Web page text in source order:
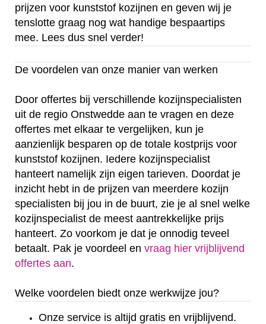
prijzen voor kunststof kozijnen en geven wij je
tenslotte graag nog wat handige bespaartips
mee. Lees dus snel verder!
De voordelen van onze manier van werken
Door offertes bij verschillende kozijnspecialisten
uit de regio Onstwedde aan te vragen en deze
offertes met elkaar te vergelijken, kun je
aanzienlijk besparen op de totale kostprijs voor
kunststof kozijnen. Iedere kozijnspecialist
hanteert namelijk zijn eigen tarieven. Doordat je
inzicht hebt in de prijzen van meerdere kozijn
specialisten bij jou in de buurt, zie je al snel welke
kozijnspecialist de meest aantrekkelijke prijs
hanteert. Zo voorkom je dat je onnodig teveel
betaalt. Pak je voordeel en vraag hier vrijblijvend
offertes aan.
Welke voordelen biedt onze werkwijze jou?
Onze service is altijd gratis en vrijblijvend.